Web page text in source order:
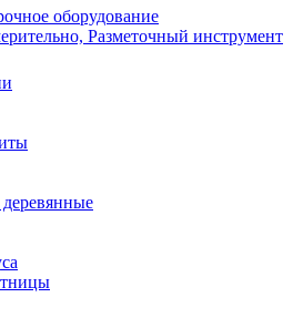
оборудование
Разметочный инструмент